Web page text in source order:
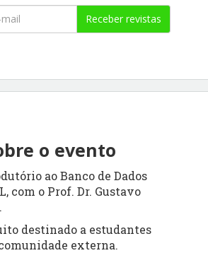
Receber revistas
o evento
ao Banco de Dados
com o Prof. Dr. Gustavo
destinado a estudantes
externa.